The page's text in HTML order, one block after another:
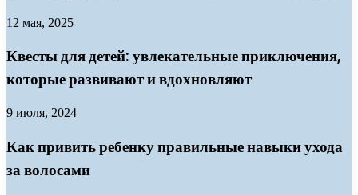
12 мая, 2025
Квесты для детей: увлекательные приключения,
которые развивают и вдохновляют
9 июля, 2024
Как привить ребенку правильные навыки ухода
за волосами